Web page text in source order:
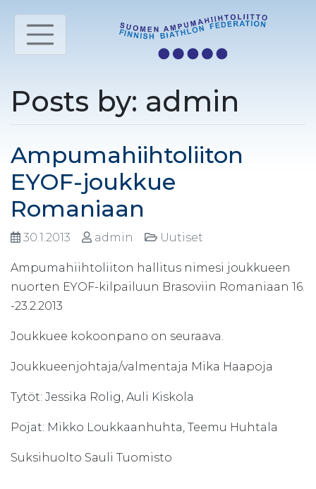
Posts by: admin
Ampumahiihtoliiton
EYOF-joukkue
Romaniaan
30.1.2013 admin Uutiset
Ampumahiihtoliiton hallitus nimesi joukkueen
nuorten EYOF-kilpailuun Brasoviin Romaniaan 16.
-23.2.2013
Joukkuee kokoonpano on seuraava.
Joukkueenjohtaja/valmentaja Mika Haapoja
Tytöt: Jessika Rolig, Auli Kiskola
Pojat: Mikko Loukkaanhuhta, Teemu Huhtala
Suksihuolto Sauli Tuomisto